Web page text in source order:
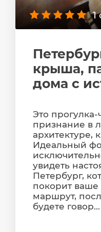
1
крыша,
дома с
Это
признание в
архитектуре,
Идеальный
увидеть
Петербург,
покорит ваше
маршрут,
будете говор...